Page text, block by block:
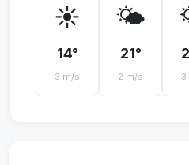
☀️
14°
3 m/s
🌤️
21°
2 m/s 3